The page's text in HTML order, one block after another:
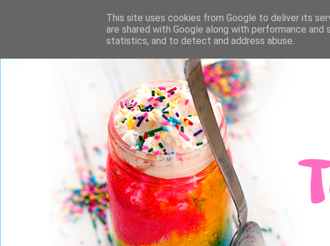
This site uses cookies from Google to deliver its
are shared with Google along with performance
statistics, and to detect and address abuse.